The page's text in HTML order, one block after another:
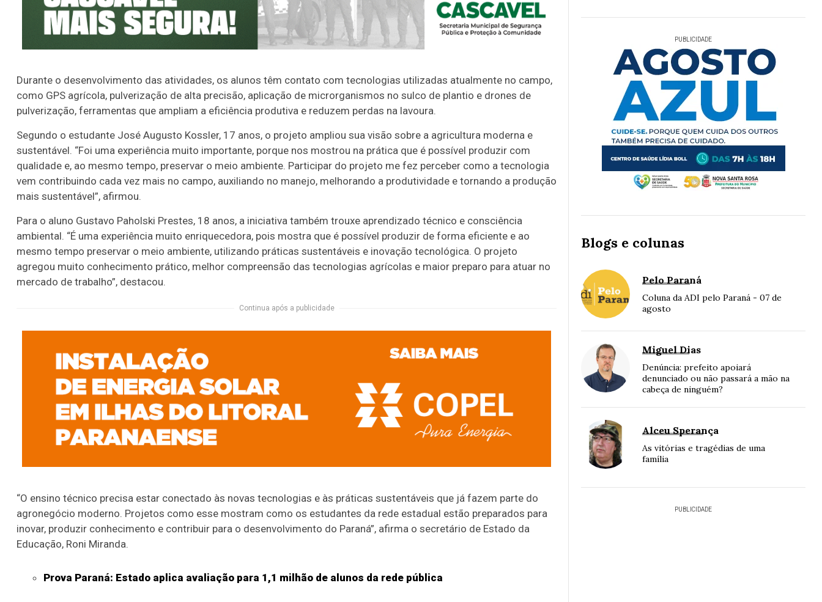
Durante o desenvolvimento das atividades, os alunos têm contato com tecnologias utilizadas atualmente no campo,
como GPS agrícola, pulverização de alta precisão, aplicação de microrganismos no sulco de plantio e drones de
pulverização, ferramentas que ampliam a eficiência produtiva e reduzem perdas na lavoura.
Segundo o estudante José Augusto Kossler, 17 anos, o projeto ampliou sua visão sobre a agricultura moderna e
sustentável. “Foi uma experiência muito importante, porque nos mostrou na prática que é possível produzir com
qualidade e, ao mesmo tempo, preservar o meio ambiente. Participar do projeto me fez perceber como a tecnologia
vem contribuindo cada vez mais no campo, auxiliando no manejo, melhorando a produtividade e tornando a produção
mais sustentável”, afirmou.
Para o aluno Gustavo Paholski Prestes, 18 anos, a iniciativa também trouxe aprendizado técnico e consciência
ambiental. “É uma experiência muito enriquecedora, pois mostra que é possível produzir de forma eficiente e ao
mesmo tempo preservar o meio ambiente, utilizando práticas sustentáveis e inovação tecnológica. O projeto
agregou muito conhecimento prático, melhor compreensão das tecnologias agrícolas e maior preparo para atuar no
mercado de trabalho”, destacou.
Continua após a publicidade
“O ensino técnico precisa estar conectado às novas tecnologias e às práticas sustentáveis que já fazem parte do
agronegócio moderno. Projetos como esse mostram como os estudantes da rede estadual estão preparados para
inovar, produzir conhecimento e contribuir para o desenvolvimento do Paraná”, afirma o secretário de Estado da
Educação, Roni Miranda.
Prova Paraná: Estado aplica avaliação para 1,1 milhão de alunos da rede pública
PUBLICIDADE
Blogs e colunas
Pelo Paraná
Coluna da ADI pelo Paraná - 07 de
agosto
Miguel Dias
Denúncia: prefeito apoiará
denunciado ou não passará a mão na
cabeça de ninguém?
Alceu Sperança
As vitórias e tragédias de uma
família
PUBLICIDADE